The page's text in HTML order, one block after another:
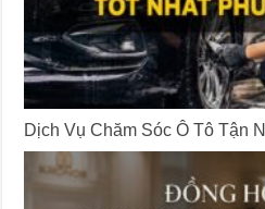
Dịch Vụ Chăm Sóc Ô Tô Tận